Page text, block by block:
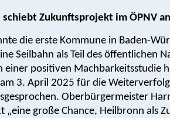
Zukunftsprojekt im ÖPNV an
die erste Kommune in Baden-
Seilbahn als Teil des öffentlichen
einer positiven Machbarkeitsstudie
3. April 2025 für die
Oberbürgermeister
„eine große Chance, Heilbronn als